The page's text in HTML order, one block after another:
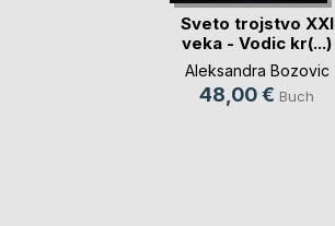
Sveto trojstvo XXI
veka - Vodic kr(...)
Aleksandra Bozovic
48,00 € Buch